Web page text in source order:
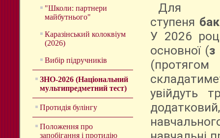
"Школи: партнери
майбутнього"
Каразінський колоквіум
(2026)
Вибір підручників
ЗНО-2026 (Національний
мультипредметний тест)
Протидія булінгу
Положення про
запобігання і протидію
Для
ступеня
У 2026
основної (з
увійдуть